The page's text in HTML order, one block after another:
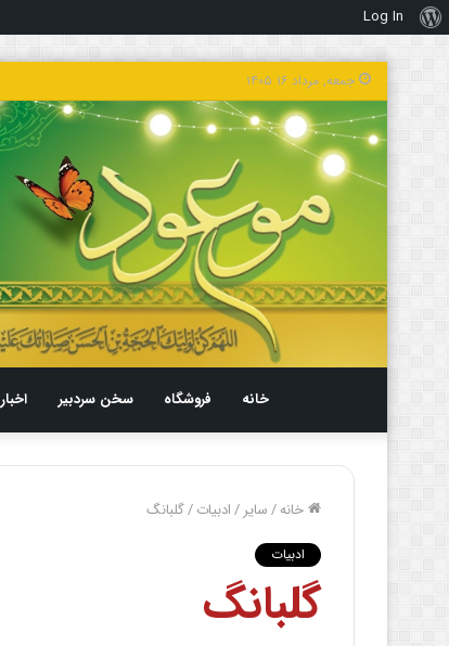
درباره
وردپرس
Log In
جمعه, مرداد ۱۶ ۱۴۰۵
خانه فروشگاه سخن سردبیر اخبار
خانه/سایر /ادبیات/گلبانگ
ادبیات
گلبانگ